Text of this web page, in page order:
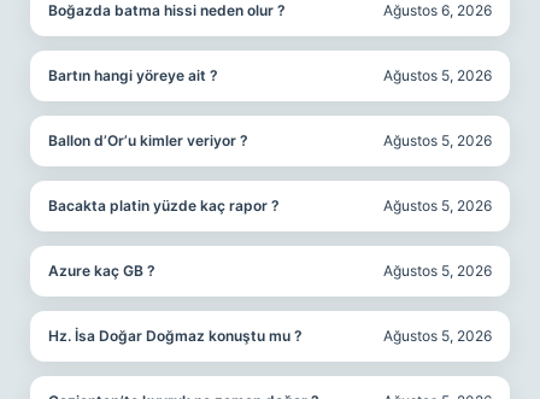
Boğazda batma hissi neden olur ? Ağustos 6, 2026
Bartın hangi yöreye ait ? Ağustos 5, 2026
Ballon d’Or’u kimler veriyor ? Ağustos 5, 2026
Bacakta platin yüzde kaç rapor ? Ağustos 5, 2026
Azure kaç GB ? Ağustos 5, 2026
Hz. İsa Doğar Doğmaz konuştu mu ? Ağustos 5, 2026